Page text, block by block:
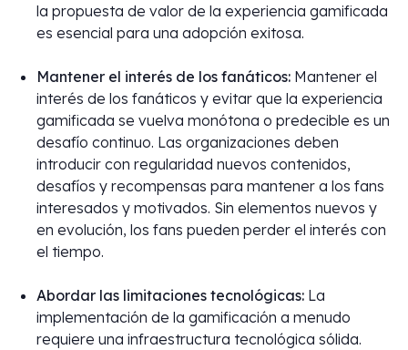
la propuesta de valor de la experiencia gamificada
es esencial para una adopción exitosa.
Mantener el interés de los fanáticos: Mantener el
interés de los fanáticos y evitar que la experiencia
gamificada se vuelva monótona o predecible es un
desafío continuo. Las organizaciones deben
introducir con regularidad nuevos contenidos,
desafíos y recompensas para mantener a los fans
interesados y motivados. Sin elementos nuevos y
en evolución, los fans pueden perder el interés con
el tiempo.
Abordar las limitaciones tecnológicas: La
implementación de la gamificación a menudo
requiere una infraestructura tecnológica sólida.